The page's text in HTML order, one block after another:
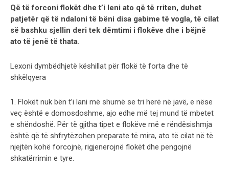
Që të forconi flokët dhe t’i leni ato që të rriten, duhet
patjetër që të ndaloni të bëni disa gabime të vogla, të cilat
së bashku sjellin deri tek dëmtimi i flokëve dhe i bëjnë
ato të jenë të thata.
Lexoni dymbëdhjetë këshillat për flokë të forta dhe të
shkëlqyera
1. Flokët nuk bën t’i lani më shumë se tri herë në javë, e nëse
veç është e domosdoshme, ajo edhe më tej mund të mbetet
e shëndoshë. Për të gjitha tipet e flokëve më e rëndësishmja
është që të shfrytëzohen preparate të mira, ato të cilat në të
njejtën kohë forcojnë, rigjenerojnë flokët dhe pengojnë
shkatërrimin e tyre.